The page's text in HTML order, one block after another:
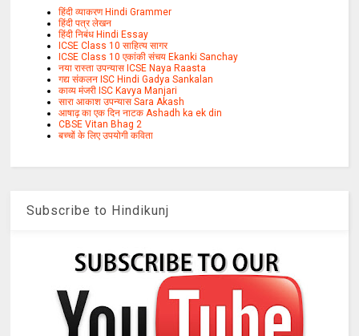
हिंदी व्याकरण Hindi Grammer
हिंदी पत्र लेखन
हिंदी निबंध Hindi Essay
ICSE Class 10 साहित्य सागर
ICSE Class 10 एकांकी संचय Ekanki Sanchay
नया रास्ता उपन्यास ICSE Naya Raasta
गद्य संकलन ISC Hindi Gadya Sankalan
काव्य मंजरी ISC Kavya Manjari
सारा आकाश उपन्यास Sara Akash
आषाढ़ का एक दिन नाटक Ashadh ka ek din
CBSE Vitan Bhag 2
बच्चों के लिए उपयोगी कविता
Subscribe to Hindikunj